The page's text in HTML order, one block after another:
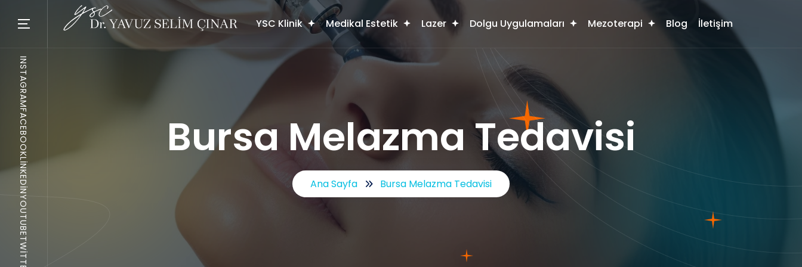
YSC Klinik Medikal Estetik Lazer Dolgu Uygulamaları Mezoterapi Blog İletişim
Bursa Melazma Tedavisi
Ana Sayfa Bursa Melazma Tedavisi
INSTAGRAM
FACEBOOK
LINKEDIN
YOUTUBE
TWITTER